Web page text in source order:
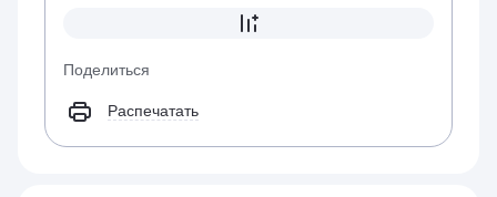
Поделиться
Распечатать